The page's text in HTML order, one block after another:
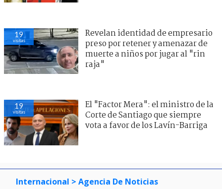
19
visitas
Revelan identidad de empresario
preso por retener y amenazar de
muerte a niños por jugar al "rin
raja"
19
visitas
El "Factor Mera": el ministro de la
Corte de Santiago que siempre
vota a favor de los Lavín-Barriga
Internacional > Agencia De Noticias